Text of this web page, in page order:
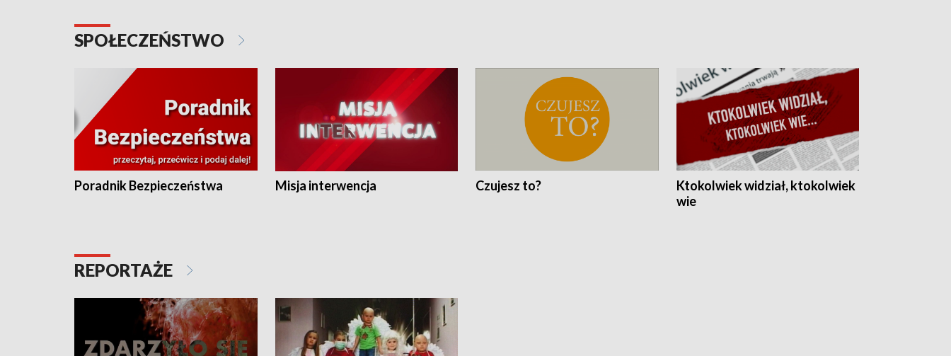
SPOŁECZEŃSTWO
Poradnik Bezpieczeństwa Misja interwencja Czujesz to?
Ktokolwiek widział, ktokolwiek
wie
REPORTAŻE